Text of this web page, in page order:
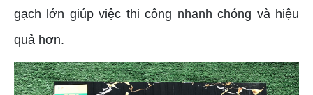
gạch lớn giúp việc thi công nhanh chóng và hiệu
quả hơn.